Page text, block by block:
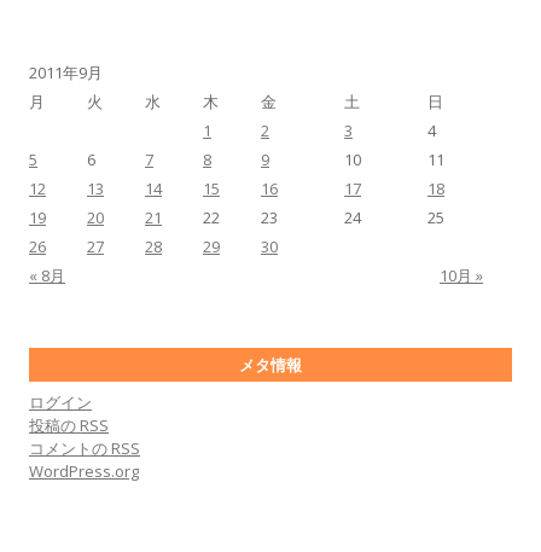
2011年9月
月
火 水 木 金 土 日
« 8月 10月 »
1 2 3
4
5
6 7 8 9 10
11
12
13 14 15 16 17
18
19
20 21 22 23 24
25
26
27 28 29 30
メタ情報
ログイン
投稿の RSS
コメントの RSS
WordPress.org